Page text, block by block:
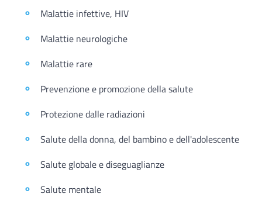
Malattie infettive, HIV
Malattie neurologiche
Malattie rare
Prevenzione e promozione della salute
Protezione dalle radiazioni
Salute della donna, del bambino e dell'adolescente
Salute globale e diseguaglianze
Salute mentale